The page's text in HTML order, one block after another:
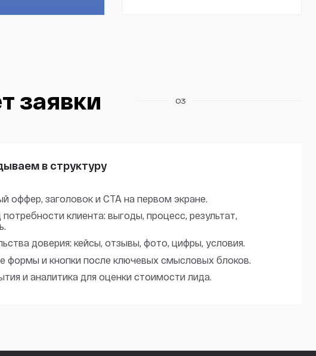
заявки 03
в структуру
оффер, заголовок и CTA на первом экране.
клиента: выгоды, процесс, результат,
доверия: кейсы, отзывы, фото, цифры, условия.
формы и кнопки после ключевых смысловых блоков.
и аналитика для оценки стоимости лида.